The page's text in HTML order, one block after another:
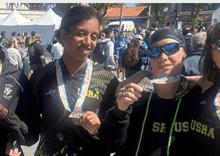
Exporter les lignes sélectionnées
Exporter toutes les colonnes
Exporter uniquement les colonnes affichées
Menu
<
>
Adhésion 2026-2027
L'actu de l'USRA
Les entraînements
Adhésion 2025 2026
Adhésion 2026- 2027
Comité directeur / Nous contacter
Adhésion 2025 2026